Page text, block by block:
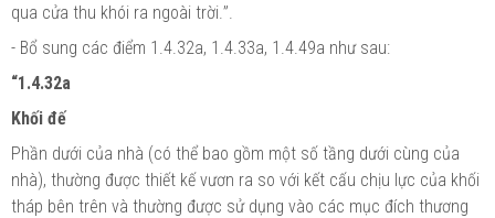
qua cửa thu khói ra ngoài trời. ”
- Bổ sung các điểm 1.4.32a, 1.4.33a, 1.4.49a như sau:
“1.4.32a
Khối đế
Phần dưới của nhà (có thể bao gồm một số tầng dưới cùng của
nhà), thường được thiết kế vươn ra so với kết cấu chịu lực của khối
tháp bên trên và thường được sử dụng vào các mục đích thương